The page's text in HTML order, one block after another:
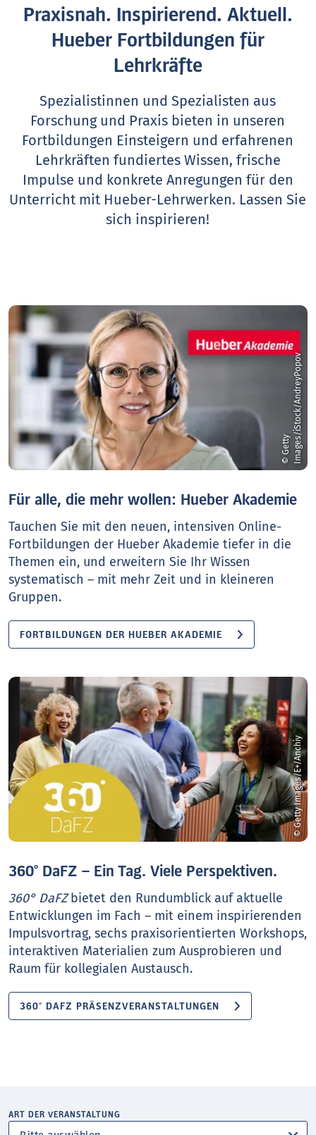
Praxisnah. Inspirierend. Aktuell.
Hueber Fortbildungen für
Lehrkräfte
Spezialistinnen und Spezialisten aus
Forschung und Praxis bieten in unseren
Fortbildungen Einsteigern und erfahrenen
Lehrkräften fundiertes Wissen, frische
Impulse und konkrete Anregungen für den
Unterricht mit Hueber-Lehrwerken. Lassen Sie
sich inspirieren!
©
G
e
t
t
y
I
m
a
g
e
s
/
i
S
t
o
c
k
/
A
n
d
r
e
y
P
o
p
ov
Für alle, die mehr wollen: Hueber Akademie
Tauchen Sie mit den neuen, intensiven Online-
Fortbildungen der Hueber Akademie tiefer in die
Themen ein, und erweitern Sie Ihr Wissen
systematisch – mit mehr Zeit und in kleineren
Gruppen.
FORTBILDUNGEN DER HUEBER AKADEMIE
© Getty Images/E+/Anchiy
360° DaFZ – Ein Tag. Viele Perspektiven.
360° DaFZbietet den Rundumblick auf aktuelle
Entwicklungen im Fach – mit einem inspirierenden
Impulsvortrag, sechs praxisorientierten Workshops,
interaktiven Materialien zum Ausprobieren und
Raum für kollegialen Austausch.
360° DAFZ PRÄSENZVERANSTALTUNGEN
ART DER VERANSTALTUNG